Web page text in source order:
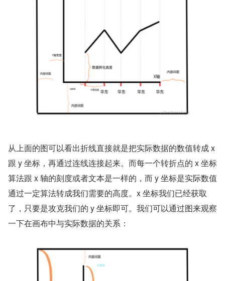
从上面的图可以看出折线直接就是把实际数据的数值转成 x
跟 y 坐标，再通过连线连接起来。而每一个转折点的 x 坐标
算法跟 x 轴的刻度或者文本是一样的，而 y 坐标是实际数值
通过一定算法转成我们需要的高度。x 坐标我们已经获取
了，只要是攻克我们的 y 坐标即可。我们可以通过图来观察
一下在画布中与实际数据的关系：